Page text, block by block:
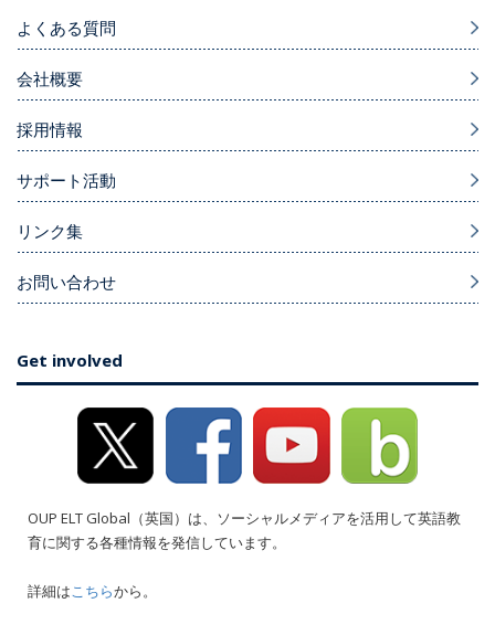
よくある質問
会社概要
採用情報
サポート活動
リンク集
お問い合わせ
Get involved
OUP ELT Global（英国）は、ソーシャルメディアを活用して英語教
育に関する各種情報を発信しています。
詳細はこちらから。